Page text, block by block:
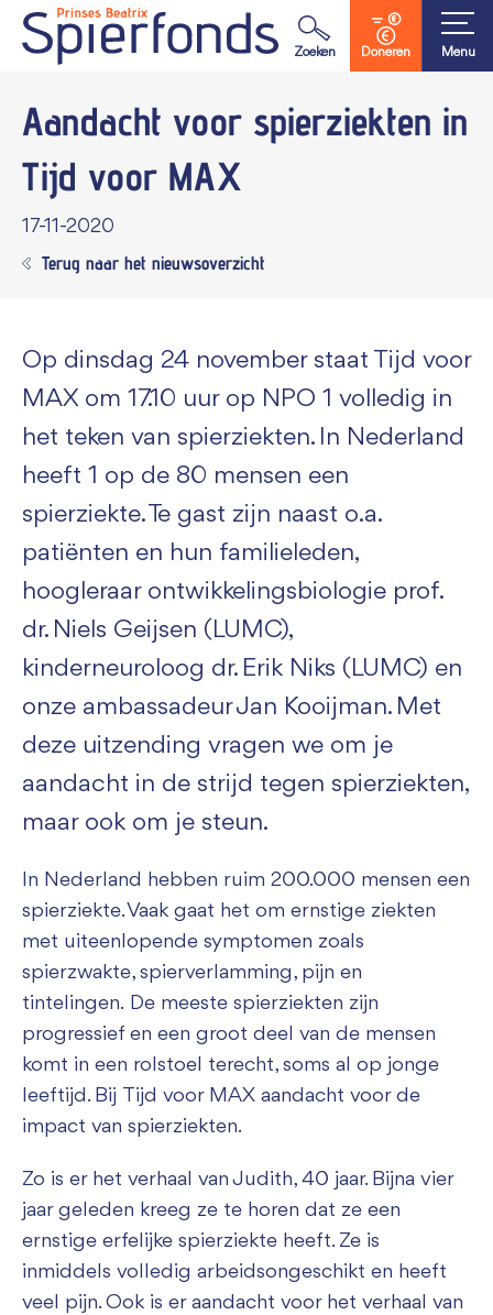
Zoeken Doneren Menu
Waar ben je naar op zoek?
Aandacht voor spierziekten in
Tijd voor MAX
17-11-2020
Terug naar het nieuwsoverzicht
Op dinsdag 24 november staat Tijd voor
MAX om 17.10 uur op NPO 1 volledig in
het teken van spierziekten. In Nederland
heeft 1 op de 80 mensen een
spierziekte. Te gast zijn naast o.a.
patiënten en hun familieleden,
hoogleraar ontwikkelingsbiologie prof.
dr. Niels Geijsen (LUMC),
kinderneuroloog dr. Erik Niks (LUMC) en
onze ambassadeur Jan Kooijman. Met
deze uitzending vragen we om je
aandacht in de strijd tegen spierziekten,
maar ook om je steun.
In Nederland hebben ruim 200.000 mensen een
spierziekte. Vaak gaat het om ernstige ziekten
met uiteenlopende symptomen zoals
spierzwakte, spierverlamming, pijn en
tintelingen. De meeste spierziekten zijn
progressief en een groot deel van de mensen
komt in een rolstoel terecht, soms al op jonge
leeftijd. Bij Tijd voor MAX aandacht voor de
impact van spierziekten.
Zo is er het verhaal van Judith, 40 jaar. Bijna vier
jaar geleden kreeg ze te horen dat ze een
ernstige erfelijke spierziekte heeft. Ze is
inmiddels volledig arbeidsongeschikt en heeft
veel pijn. Ook is er aandacht voor het verhaal van